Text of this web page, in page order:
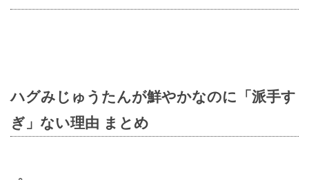
ハグみじゅうたんが鮮やかなのに「派手す
ぎ」ない理由 まとめ